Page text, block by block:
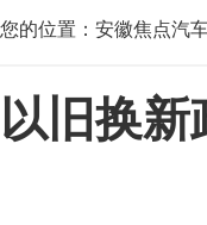
您的位置： 安徽焦点汽
以旧换新